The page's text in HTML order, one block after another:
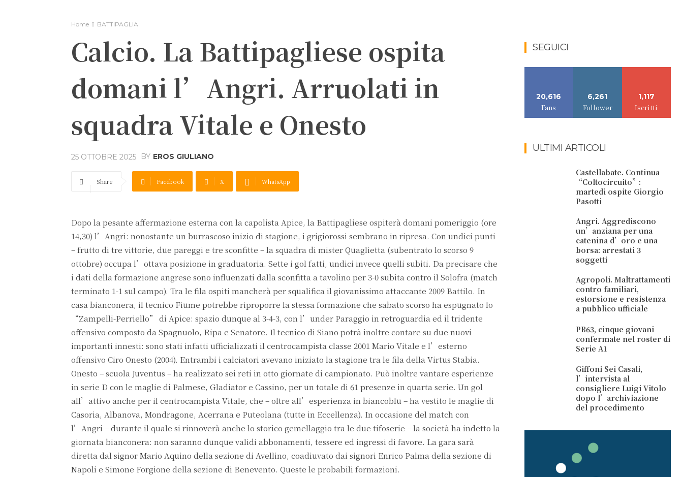
Home BATTIPAGLIA
Calcio. La Battipagliese ospita
domani l’Angri. Arruolati in
squadra Vitale e Onesto
25 OTTOBRE 2025 BY EROS GIULIANO
Share Facebook X WhatsApp
Dopo la pesante affermazione esterna con la capolista Apice, la Battipagliese ospiterà domani pomeriggio (ore
14,30) l’Angri: nonostante un burrascoso inizio di stagione, i grigiorossi sembrano in ripresa. Con undici punti
– frutto di tre vittorie, due pareggi e tre sconfitte – la squadra di mister Quaglietta (subentrato lo scorso 9
ottobre) occupa l’ottava posizione in graduatoria. Sette i gol fatti, undici invece quelli subiti. Da precisare che
i dati della formazione angrese sono influenzati dalla sconfitta a tavolino per 3-0 subita contro il Solofra (match
terminato 1-1 sul campo). Tra le fila ospiti mancherà per squalifica il giovanissimo attaccante 2009 Battilo. In
casa bianconera, il tecnico Fiume potrebbe riproporre la stessa formazione che sabato scorso ha espugnato lo
“Zampelli-Perriello” di Apice: spazio dunque al 3-4-3, con l’under Paraggio in retroguardia ed il tridente
offensivo composto da Spagnuolo, Ripa e Senatore. Il tecnico di Siano potrà inoltre contare su due nuovi
importanti innesti: sono stati infatti ufficializzati il centrocampista classe 2001 Mario Vitale e l’esterno
offensivo Ciro Onesto (2004). Entrambi i calciatori avevano iniziato la stagione tra le fila della Virtus Stabia.
Onesto – scuola Juventus – ha realizzato sei reti in otto giornate di campionato. Può inoltre vantare esperienze
in serie D con le maglie di Palmese, Gladiator e Cassino, per un totale di 61 presenze in quarta serie. Un gol
all’attivo anche per il centrocampista Vitale, che – oltre all’esperienza in biancoblu – ha vestito le maglie di
Casoria, Albanova, Mondragone, Acerrana e Puteolana (tutte in Eccellenza). In occasione del match con
l’Angri – durante il quale si rinnoverà anche lo storico gemellaggio tra le due tifoserie – la società ha indetto la
giornata bianconera: non saranno dunque validi abbonamenti, tessere ed ingressi di favore. La gara sarà
diretta dal signor Mario Aquino della sezione di Avellino, coadiuvato dai signori Enrico Palma della sezione di
Napoli e Simone Forgione della sezione di Benevento. Queste le probabili formazioni.
SEGUICI
20,616
Fans
6,261
Follower
1,117
Iscritti
ULTIMI ARTICOLI
Castellabate. Continua
“Coltocircuito”:
martedì ospite Giorgio
Pasotti
Angri. Aggrediscono
un’anziana per una
catenina d’oro e una
borsa: arrestati 3
soggetti
Agropoli. Maltrattamenti
contro familiari,
estorsione e resistenza
a pubblico ufficiale
PB63, cinque giovani
confermate nel roster di
Serie A1
Giffoni Sei Casali,
l’intervista al
consigliere Luigi Vitolo
dopo l’archiviazione
del procedimento